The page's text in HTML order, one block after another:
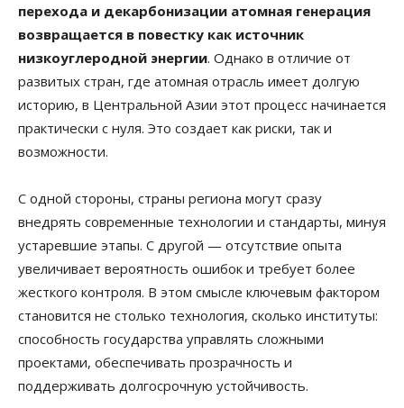
перехода и декарбонизации атомная генерация
возвращается в повестку как источник
низкоуглеродной энергии. Однако в отличие от
развитых стран, где атомная отрасль имеет долгую
историю, в Центральной Азии этот процесс начинается
практически с нуля. Это создает как риски, так и
возможности.
С одной стороны, страны региона могут сразу
внедрять современные технологии и стандарты, минуя
устаревшие этапы. С другой — отсутствие опыта
увеличивает вероятность ошибок и требует более
жесткого контроля. В этом смысле ключевым фактором
становится не столько технология, сколько институты:
способность государства управлять сложными
проектами, обеспечивать прозрачность и
поддерживать долгосрочную устойчивость.